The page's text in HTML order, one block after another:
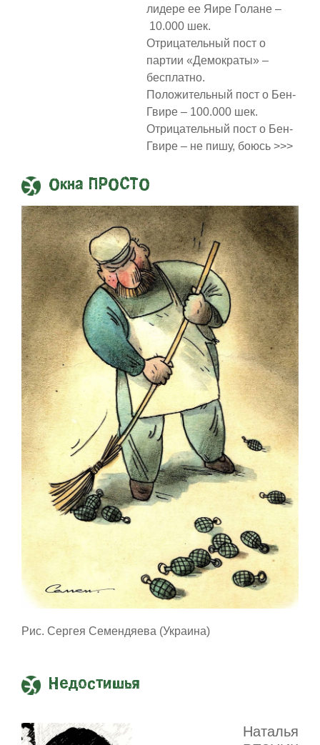
лидере ее Яире Голане –
10.000 шек.
Отрицательный пост о
партии «Демократы» –
бесплатно.
Положительный пост о Бен-
Гвире – 100.000 шек.
Отрицательный пост о Бен-
Гвире – не пишу, боюсь >>>
Окна ПРОСТО
Рис. Сергея Семендяева (Украина)
Недостишья
Наталья